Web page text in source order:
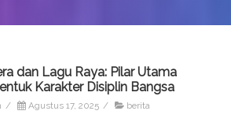
dan Lagu Raya: Pilar Utama
Karakter Disiplin Bangsa
/ Agustus 17, 2025 / berita